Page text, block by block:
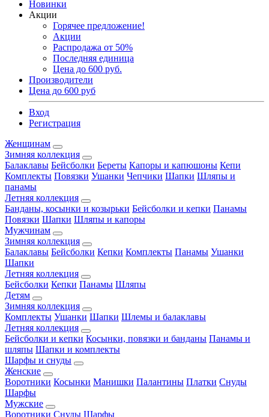
Новинки
Акции
Горячее предложение!
Акции
Распродажа от 50%
Последняя единица
Цена до 600 руб.
Производители
Цена до 600 руб
Вход
Регистрация
Женщинам
Зимняя коллекция
Балаклавы Бейсболки Береты Капоры и капюшоны Кепи
Комплекты Повязки Ушанки Чепчики Шапки Шляпы и
панамы
Летняя коллекция
Банданы, косынки и козырьки Бейсболки и кепки Панамы
Повязки Шапки Шляпы и капоры
Мужчинам
Зимняя коллекция
Балаклавы Бейсболки Кепки Комплекты Панамы Ушанки
Шапки
Летняя коллекция
Бейсболки Кепки Панамы Шляпы
Детям
Зимняя коллекция
Комплекты Ушанки Шапки Шлемы и балаклавы
Летняя коллекция
Бейсболки и кепки Косынки, повязки и банданы Панамы и
шляпы Шапки и комплекты
Шарфы и снуды
Женские
Воротники Косынки Манишки Палантины Платки Снуды
Шарфы
Мужские
Воротники Снуды Шарфы